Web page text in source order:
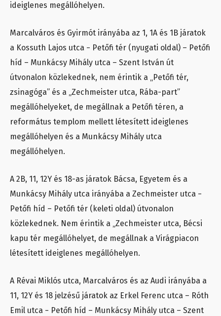
ideiglenes megállóhelyen.
Marcalváros és Gyirmót irányába az 1, 1A és 1B járatok
a Kossuth Lajos utca − Petőfi tér (nyugati oldal) – Petőfi
híd – Munkácsy Mihály utca – Szent István út
útvonalon közlekednek, nem érintik a „Petőfi tér,
zsinagóga” és a „Zechmeister utca, Rába-part”
megállóhelyeket, de megállnak a Petőfi téren, a
református templom mellett létesített ideiglenes
megállóhelyen és a Munkácsy Mihály utca
megállóhelyen.
A 2B, 11, 12Y és 18-as járatok Bácsa, Egyetem és a
Munkácsy Mihály utca irányába a Zechmeister utca −
Petőfi híd – Petőfi tér (keleti oldal) útvonalon
közlekednek. Nem érintik a „Zechmeister utca, Bécsi
kapu tér megállóhelyet, de megállnak a Virágpiacon
létesített ideiglenes megállóhelyen.
A Révai Miklós utca, Marcalváros és az Audi irányába a
11, 12Y és 18 jelzésű járatok az Erkel Ferenc utca – Róth
Emil utca − Petőfi híd – Munkácsy Mihály utca – Szent